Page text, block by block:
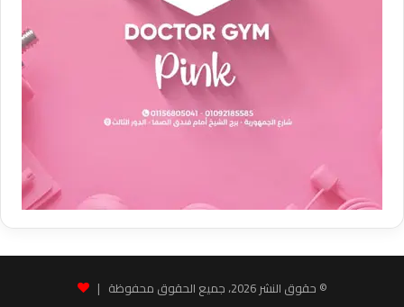
© حقوق النشر 2026، جميع الحقوق محفوظة |